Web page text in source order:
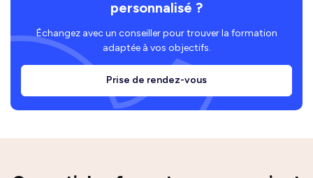
personnalisé ?
Échangez avec un conseiller pour trouver la formation
adaptée à vos objectifs.
Prise de rendez-vous